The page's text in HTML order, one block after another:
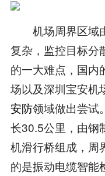
机场周界区域
复杂，监控目标分
的一大难点，国内
场以及深圳宝安机
安防领域做出尝试
长30.5公里，由钢
机滑行桥组成，周
的是振动电缆智能